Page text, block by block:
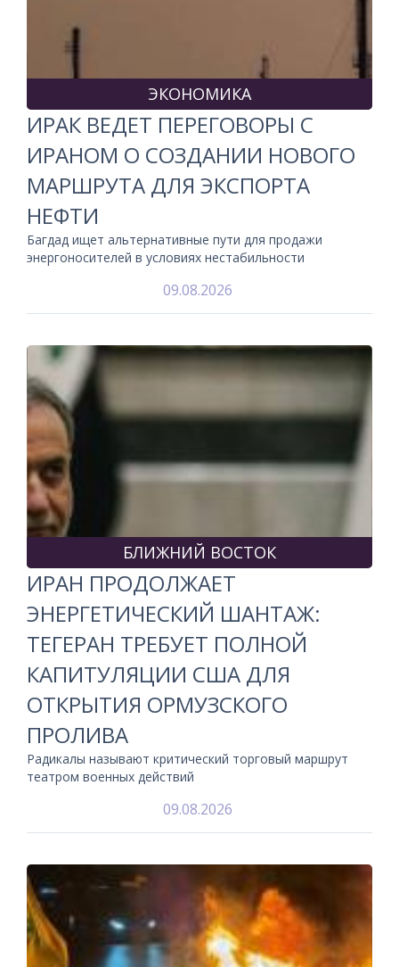
ЭКОНОМИКА
ИРАК ВЕДЕТ ПЕРЕГОВОРЫ С
ИРАНОМ О СОЗДАНИИ НОВОГО
МАРШРУТА ДЛЯ ЭКСПОРТА
НЕФТИ
Багдад ищет альтернативные пути для продажи
энергоносителей в условиях нестабильности
09.08.2026
БЛИЖНИЙ ВОСТОК
ИРАН ПРОДОЛЖАЕТ
ЭНЕРГЕТИЧЕСКИЙ ШАНТАЖ:
ТЕГЕРАН ТРЕБУЕТ ПОЛНОЙ
КАПИТУЛЯЦИИ США ДЛЯ
ОТКРЫТИЯ ОРМУЗСКОГО
ПРОЛИВА
Радикалы называют критический торговый маршрут
театром военных действий
09.08.2026